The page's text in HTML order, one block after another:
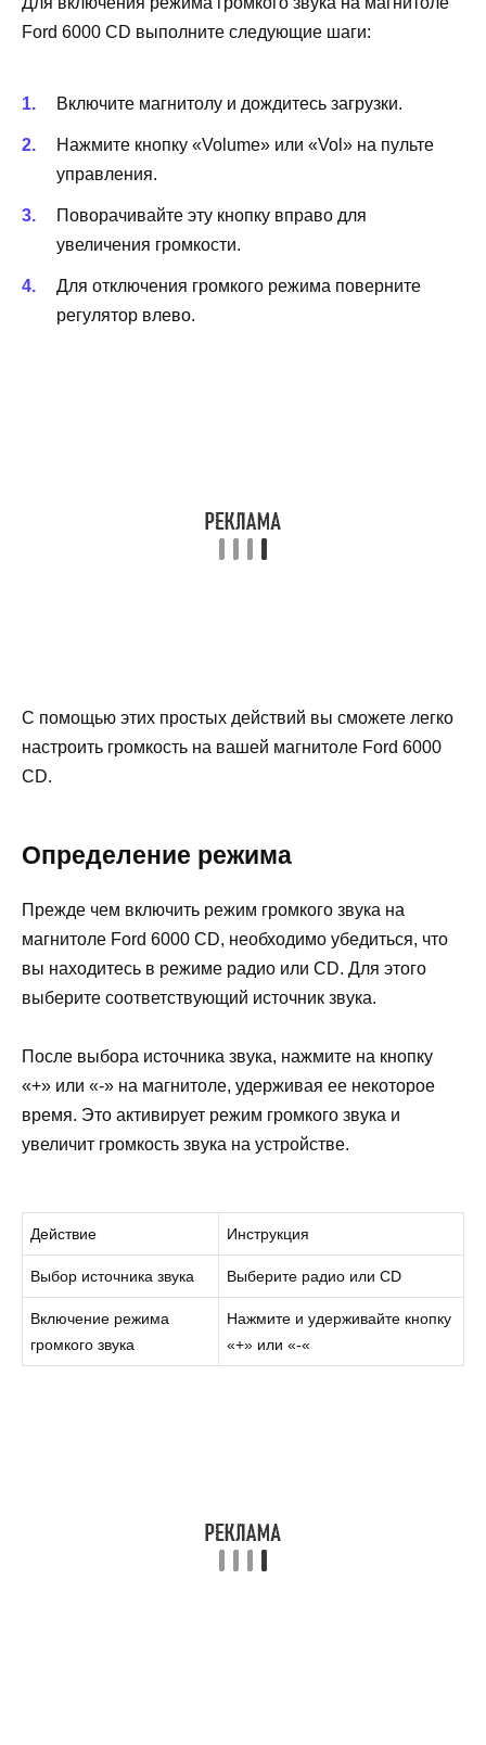
Ford 6000 CD выполните следующие шаги:
Включите магнитолу и дождитесь загрузки.
Нажмите кнопку «Volume» или «Vol» на пульте
управления.
Поворачивайте эту кнопку вправо для
увеличения громкости.
Для отключения громкого режима поверните
регулятор влево.
С помощью этих простых действий вы сможете легко
настроить громкость на вашей магнитоле Ford 6000
CD.
Определение режима
Прежде чем включить режим громкого звука на
магнитоле Ford 6000 CD, необходимо убедиться, что
вы находитесь в режиме радио или CD. Для этого
выберите соответствующий источник звука.
После выбора источника звука, нажмите на кнопку
«+» или «-» на магнитоле, удерживая ее некоторое
время. Это активирует режим громкого звука и
увеличит громкость звука на устройстве.
Действие Инструкция
Выбор источника звука Выберите радио или CD
Включение режима
громкого звука
Нажмите и удерживайте кнопку
«+» или «-«